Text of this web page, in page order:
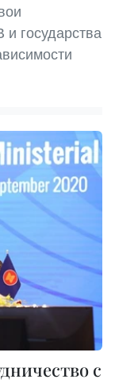
государства
с